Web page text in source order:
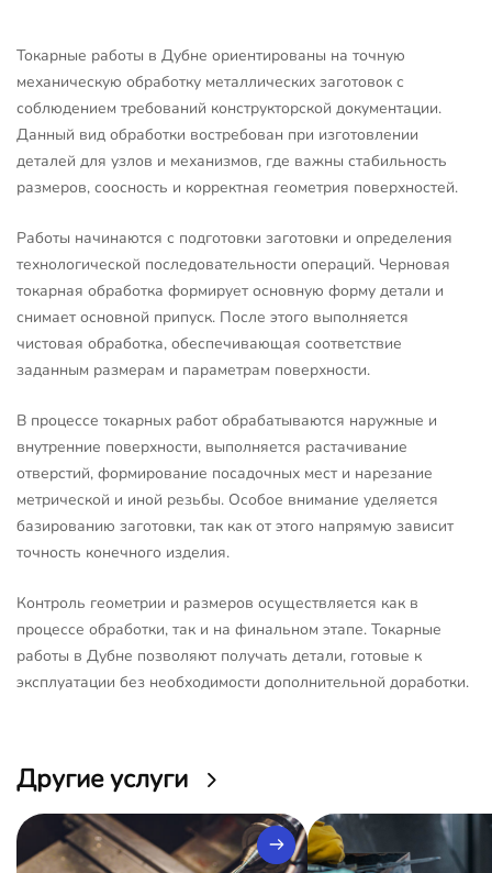
Токарные работы в Дубне ориентированы на точную
механическую обработку металлических заготовок с
соблюдением требований конструкторской документации.
Данный вид обработки востребован при изготовлении
деталей для узлов и механизмов, где важны стабильность
размеров, соосность и корректная геометрия поверхностей.
Работы начинаются с подготовки заготовки и определения
технологической последовательности операций. Черновая
токарная обработка формирует основную форму детали и
снимает основной припуск. После этого выполняется
чистовая обработка, обеспечивающая соответствие
заданным размерам и параметрам поверхности.
В процессе токарных работ обрабатываются наружные и
внутренние поверхности, выполняется растачивание
отверстий, формирование посадочных мест и нарезание
метрической и иной резьбы. Особое внимание уделяется
базированию заготовки, так как от этого напрямую зависит
точность конечного изделия.
Контроль геометрии и размеров осуществляется как в
процессе обработки, так и на финальном этапе. Токарные
работы в Дубне позволяют получать детали, готовые к
эксплуатации без необходимости дополнительной доработки.
Другие услуги